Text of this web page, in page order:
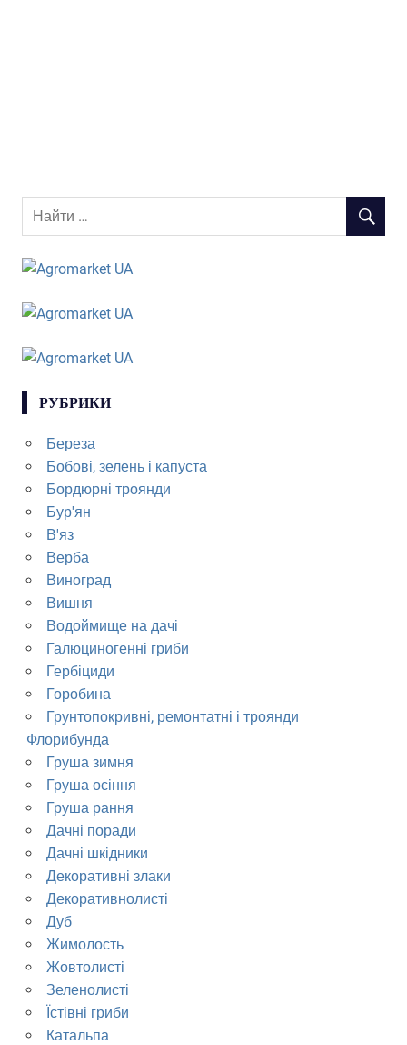
РУБРИКИ
Береза
Бобові, зелень і капуста
Бордюрні троянди
Бур'ян
В'яз
Верба
Виноград
Вишня
Водоймище на дачі
Галюциногенні гриби
Гербіциди
Горобина
Грунтопокривні, ремонтатні і троянди
Флорибунда
Груша зимня
Груша осіння
Груша рання
Дачні поради
Дачні шкідники
Декоративні злаки
Декоративнолисті
Дуб
Жимолость
Жовтолисті
Зеленолисті
Їстівні гриби
Катальпа